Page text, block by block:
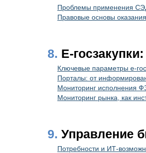
Проблемы применения
Правовые основы
8. E-
Ключевые параметры e-
Порталы: от
Мониторинг исполнения
Мониторинг рынка, как
9. Управление
Потребности и ИТ-